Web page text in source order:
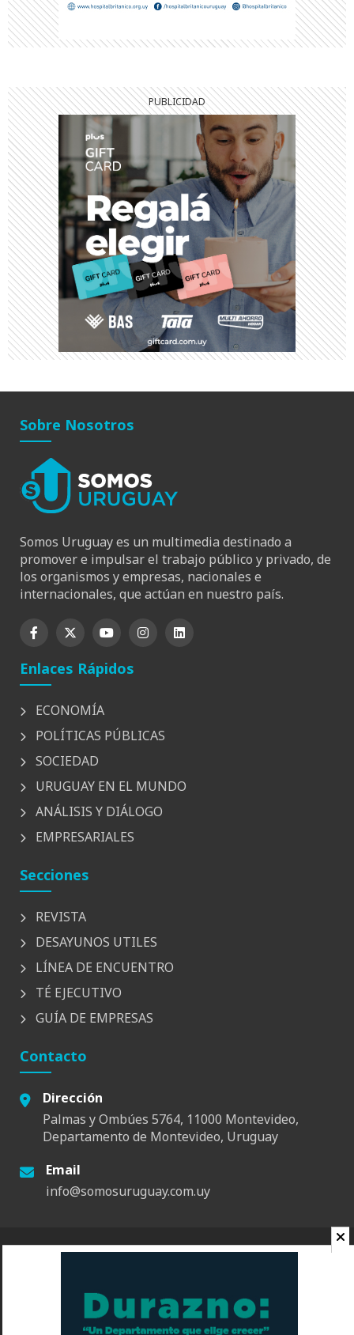
Sobre Nosotros
Somos Uruguay es un multimedia destinado a
promover e impulsar el trabajo público y privado, de
los organismos y empresas, nacionales e
internacionales, que actúan en nuestro país.
Enlaces Rápidos
ECONOMÍA
POLÍTICAS PÚBLICAS
SOCIEDAD
URUGUAY EN EL MUNDO
ANÁLISIS Y DIÁLOGO
EMPRESARIALES
Secciones
REVISTA
DESAYUNOS UTILES
LÍNEA DE ENCUENTRO
TÉ EJECUTIVO
GUÍA DE EMPRESAS
Contacto
Dirección
Palmas y Ombúes 5764, 11000 Montevideo,
Departamento de Montevideo, Uruguay
Email
info@somosuruguay.com.uy
© 2026 Somos Uruguay. Todos los derechos reservados.